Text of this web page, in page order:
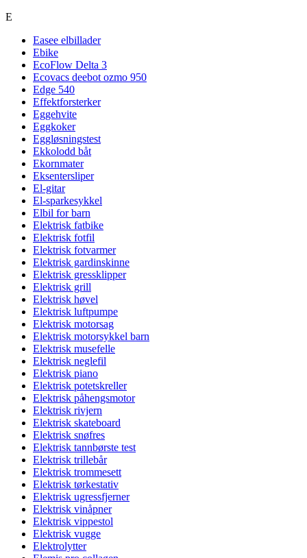
E
Easee elbillader
Ebike
EcoFlow Delta 3
Ecovacs deebot ozmo 950
Edge 540
Effektforsterker
Eggehvite
Eggkoker
Eggløsningstest
Ekkolodd båt
Ekornmater
Eksentersliper
El-gitar
El-sparkesykkel
Elbil for barn
Elektrisk fatbike
Elektrisk fotfil
Elektrisk fotvarmer
Elektrisk gardinskinne
Elektrisk gressklipper
Elektrisk grill
Elektrisk høvel
Elektrisk luftpumpe
Elektrisk motorsag
Elektrisk motorsykkel barn
Elektrisk musefelle
Elektrisk neglefil
Elektrisk piano
Elektrisk potetskreller
Elektrisk påhengsmotor
Elektrisk rivjern
Elektrisk skateboard
Elektrisk snøfres
Elektrisk tannbørste test
Elektrisk trillebår
Elektrisk trommesett
Elektrisk tørkestativ
Elektrisk ugressfjerner
Elektrisk vinåpner
Elektrisk vippestol
Elektrisk vugge
Elektrolytter